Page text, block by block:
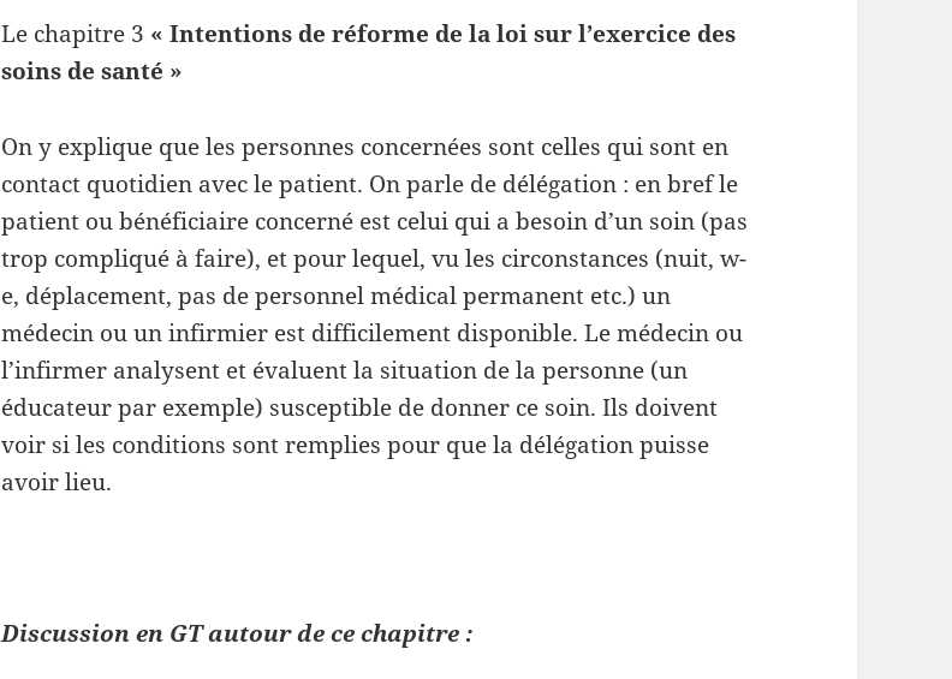
Le chapitre 3 « Intentions de réforme de la loi sur l’exercice des
soins de santé »
On y explique que les personnes concernées sont celles qui sont en
contact quotidien avec le patient. On parle de délégation : en bref le
patient ou bénéficiaire concerné est celui qui a besoin d’un soin (pas
trop compliqué à faire), et pour lequel, vu les circonstances (nuit, w-
e, déplacement, pas de personnel médical permanent etc.) un
médecin ou un infirmier est difficilement disponible. Le médecin ou
l’infirmer analysent et évaluent la situation de la personne (un
éducateur par exemple) susceptible de donner ce soin. Ils doivent
voir si les conditions sont remplies pour que la délégation puisse
avoir lieu.
Discussion en GT autour de ce chapitre :